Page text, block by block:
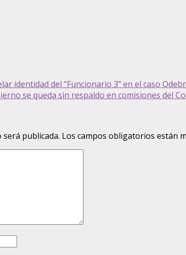
identidad del “Funcionario 3” en el caso
se queda sin respaldo en comisiones del
publicada. Los campos obligatorios están